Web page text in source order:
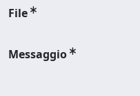
File
Messaggio